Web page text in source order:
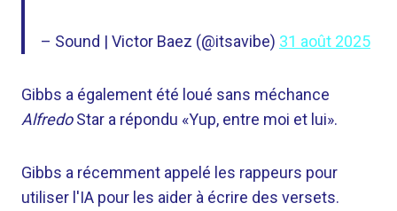
– Sound | Victor Baez (@itsavibe) 31 août 2025
Gibbs a également été loué sans méchance
AlfredoStar a répondu «Yup, entre moi et lui».
Gibbs a récemment appelé les rappeurs pour
utiliser l'IA pour les aider à écrire des versets.